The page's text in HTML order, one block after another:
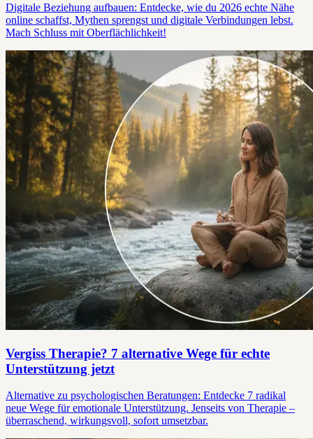
Digitale Beziehung aufbauen: Entdecke, wie du 2026 echte Nähe
online schaffst, Mythen sprengst und digitale Verbindungen lebst.
Mach Schluss mit Oberflächlichkeit!
Vergiss Therapie? 7 alternative Wege für echte
Unterstützung jetzt
Alternative zu psychologischen Beratungen: Entdecke 7 radikal
neue Wege für emotionale Unterstützung. Jenseits von Therapie –
überraschend, wirkungsvoll, sofort umsetzbar.